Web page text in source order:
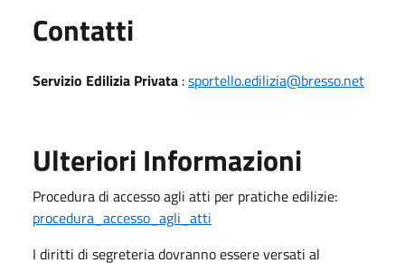
Contatti
Servizio Edilizia Privata :sportello.edilizia@bresso.net
Ulteriori Informazioni
Procedura di accesso agli atti per pratiche edilizie:
procedura_accesso_agli_atti
I diritti di segreteria dovranno essere versati al